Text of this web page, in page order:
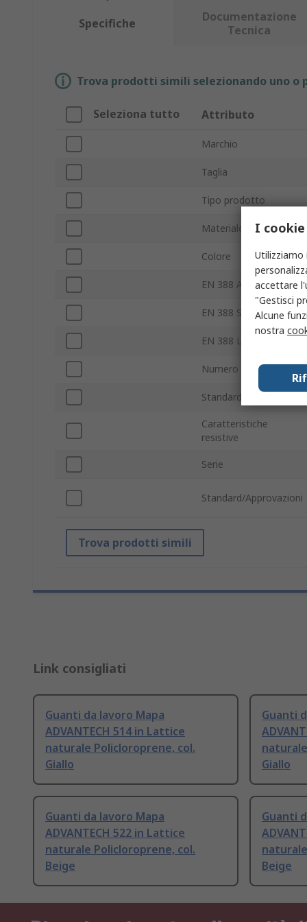
Specifiche
Documentazione
Tecnica
Trova prodotti simili selezionando uno
Seleziona tutto Attributo
Marchio
Taglia
Tipo prodotto
Materiale
Colore
EN 388 Abrasione
EN 388 Strappo
EN 388 Lama
Numero guanti
Standard di sicurezza
Caratteristiche
resistive
Serie
Standard/Approvazioni
Trova prodotti simili
Link consigliati
Guanti da lavoro Mapa
ADVANTECH 514 in Lattice
naturale Policloroprene, col.
Giallo
Guanti
Giallo
Guanti da lavoro Mapa
ADVANTECH 522 in Lattice
naturale Policloroprene, col.
Beige
Guanti
Beige
I
accettare
"Gestisci
Alcune
nostra